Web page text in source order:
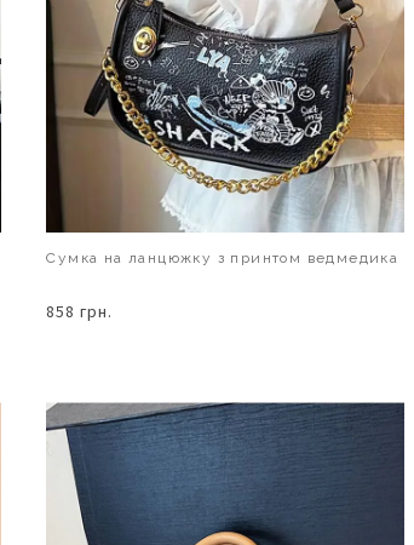
Сумка на ланцюжку з принтом ведмедика
858 грн.